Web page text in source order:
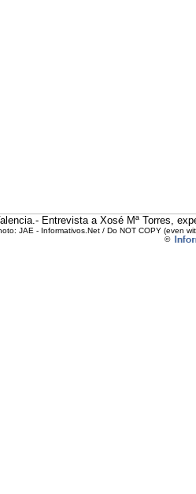
Entrevista a Xosé Mª Torres,
JAE - Informativos.Net / Do NOT COPY (even
©